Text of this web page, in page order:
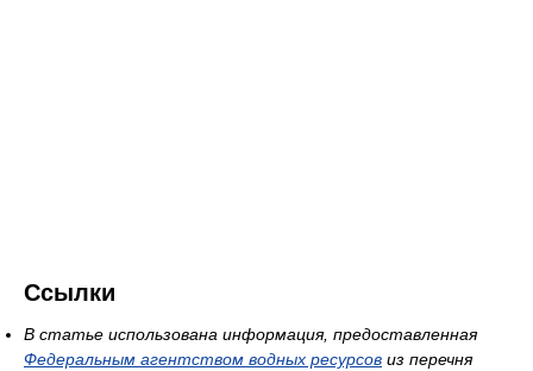
Ссылки
В статье использована информация, предоставленная
Федеральным агентством водных ресурсов из перечня